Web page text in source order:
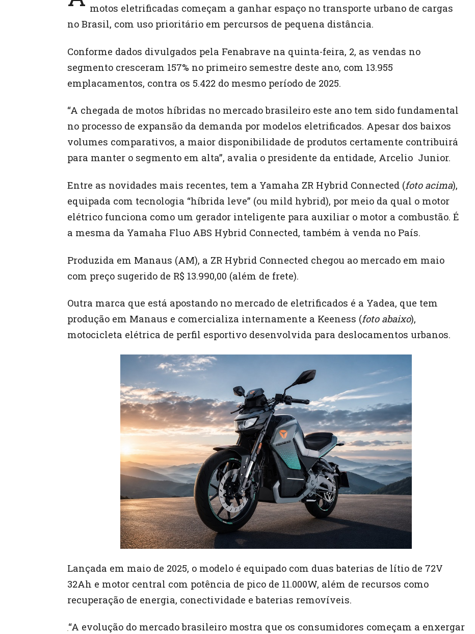
motos eletrificadas começam a ganhar espaço no transporte urbano de cargas
no Brasil, com uso prioritário em percursos de pequena distância.
Conforme dados divulgados pela Fenabrave na quinta-feira, 2, as vendas no
segmento cresceram 157% no primeiro semestre deste ano, com 13.955
emplacamentos, contra os 5.422 do mesmo período de 2025.
“A chegada de motos híbridas no mercado brasileiro este ano tem sido fundamental
no processo de expansão da demanda por modelos eletrificados. Apesar dos baixos
volumes comparativos, a maior disponibilidade de produtos certamente contribuirá
para manter o segmento em alta”, avalia o presidente da entidade, Arcelio Junior.
Entre as novidades mais recentes, tem a Yamaha ZR Hybrid Connected (foto acima),
equipada com tecnologia “híbrida leve” (ou mild hybrid), por meio da qual o motor
elétrico funciona como um gerador inteligente para auxiliar o motor a combustão. É
a mesma da Yamaha Fluo ABS Hybrid Connected, também à venda no País.
Produzida em Manaus (AM), a ZR Hybrid Connected chegou ao mercado em maio
com preço sugerido de R$ 13.990,00 (além de frete).
Outra marca que está apostando no mercado de eletrificados é a Yadea, que tem
produção em Manaus e comercializa internamente a Keeness (foto abaixo),
motocicleta elétrica de perfil esportivo desenvolvida para deslocamentos urbanos.
Lançada em maio de 2025, o modelo é equipado com duas baterias de lítio de 72V
32Ah e motor central com potência de pico de 11.000W, além de recursos como
recuperação de energia, conectividade e baterias removíveis.
“A evolução do mercado brasileiro mostra que os consumidores começam a enxergar